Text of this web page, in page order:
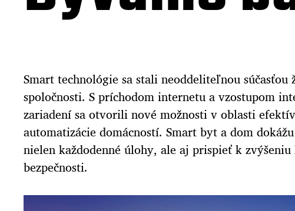
Smart technológie sa stali neoddeliteľnou súčasťou
spoločnosti. S príchodom internetu a vzostupom
zariadení sa otvorili nové možnosti v oblasti
automatizácie domácností. Smart byt a dom
nielen každodenné úlohy, ale aj prispieť k
bezpečnosti.